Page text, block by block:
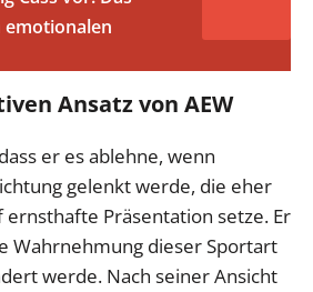
Ansatz von AEW
er es ablehne, wenn
gelenkt werde, die eher
ernsthafte Präsentation setze. Er
Wahrnehmung dieser Sportart
werde. Nach seiner Ansicht